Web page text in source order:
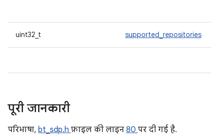
uint32_t supported_repositories
पूरी जानकारी
परिभाषा, bt_sdp.h फ़ाइल की लाइन 80 पर दी गई है.